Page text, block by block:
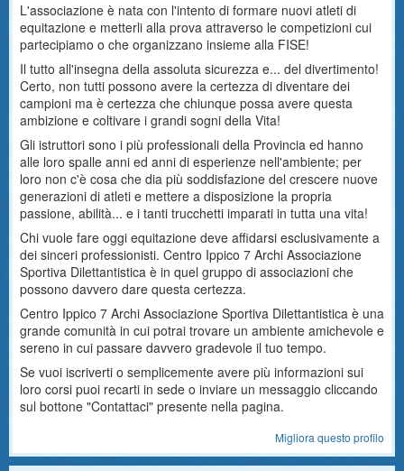
L'associazione è nata con l'intento di formare nuovi atleti di
equitazione e metterli alla prova attraverso le competizioni cui
partecipiamo o che organizzano insieme alla FISE!
Il tutto all'insegna della assoluta sicurezza e... del divertimento!
Certo, non tutti possono avere la certezza di diventare dei
campioni ma è certezza che chiunque possa avere questa
ambizione e coltivare i grandi sogni della Vita!
Gli istruttori sono i più professionali della Provincia ed hanno
alle loro spalle anni ed anni di esperienze nell'ambiente; per
loro non c'è cosa che dia più soddisfazione del crescere nuove
generazioni di atleti e mettere a disposizione la propria
passione, abilità... e i tanti trucchetti imparati in tutta una vita!
Chi vuole fare oggi equitazione deve affidarsi esclusivamente a
dei sinceri professionisti. Centro Ippico 7 Archi Associazione
Sportiva Dilettantistica è in quel gruppo di associazioni che
possono davvero dare questa certezza.
Centro Ippico 7 Archi Associazione Sportiva Dilettantistica è una
grande comunità in cui potrai trovare un ambiente amichevole e
sereno in cui passare davvero gradevole il tuo tempo.
Se vuoi iscriverti o semplicemente avere più informazioni sui
loro corsi puoi recarti in sede o inviare un messaggio cliccando
sul bottone "Contattaci" presente nella pagina.
Migliora questo profilo